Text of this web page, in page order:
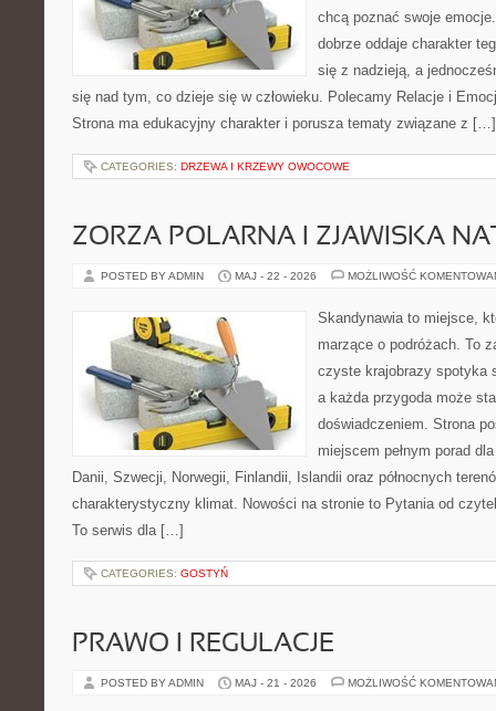
chcą poznać swoje
dobrze oddaje charakter
się z nadzieją, a
się nad tym, co dzieje się w człowieku. Polecamy Relacje i
Strona ma edukacyjny charakter i porusza tematy związane z […]
CATEGORIES: DRZEWA I KRZEWY OWOCOWE
ZORZA POLARNA I ZJAWISKA
POSTED BY ADMIN MAJ - 22 - 2026 MOŻLIWOŚĆ
Skandynawia to miejsce,
marzące o podróżach. To
czyste krajobrazy spotyka
a każda przygoda może
doświadczeniem. Strona
miejscem pełnym porad
Danii, Szwecji, Norwegii, Finlandii, Islandii oraz północnych
charakterystyczny klimat. Nowości na stronie to Pytania od
To serwis dla […]
CATEGORIES: GOSTYŃ
PRAWO I REGULACJE
POSTED BY ADMIN MAJ - 21 - 2026 MOŻLIWOŚĆ